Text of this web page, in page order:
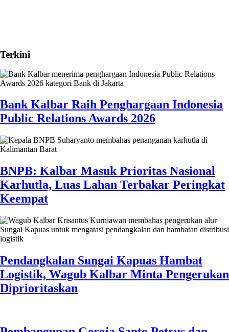
Terkini
Bank Kalbar Raih Penghargaan Indonesia
Public Relations Awards 2026
BNPB: Kalbar Masuk Prioritas Nasional
Karhutla, Luas Lahan Terbakar Peringkat
Keempat
Pendangkalan Sungai Kapuas Hambat
Logistik, Wagub Kalbar Minta Pengerukan
Diprioritaskan